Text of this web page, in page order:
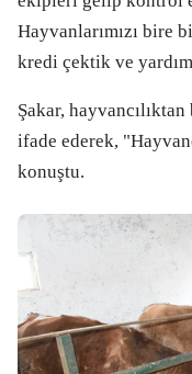
Hayvanlarımızı bire
kredi çektik ve
Şakar,
ifade ederek,
konuştu.